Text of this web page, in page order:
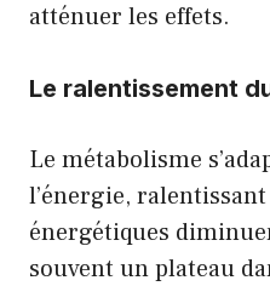
atténuer les effets.
Le ralentissement
Le métabolisme
l’énergie,
énergétiques
souvent un plateau